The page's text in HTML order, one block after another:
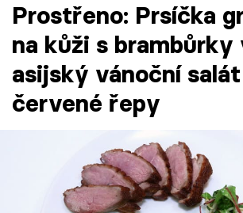
Témata
TV Program
Prostřeno: Prsíčka
na kůži s brambůrky
asijský vánoční
červené řepy